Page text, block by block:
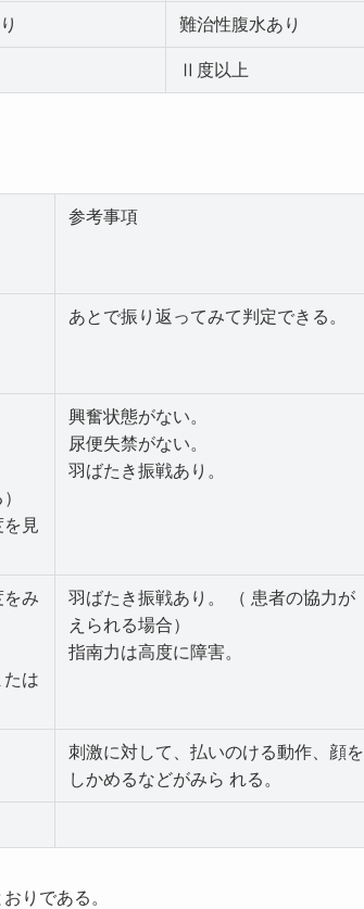
難治性腹水あり
Ⅱ度以上
参考事項
あとで振り返ってみて判定できる。
見
興奮状態がない。
尿便失禁がない。
羽ばたき振戦あり。
をみ
は
羽ばたき振戦あり。 （ 患者の協力が
えられる場合）
指南力は高度に障害。
刺激に対して、払いのける動作、顔を
しかめるなどがみら れる。
りである。